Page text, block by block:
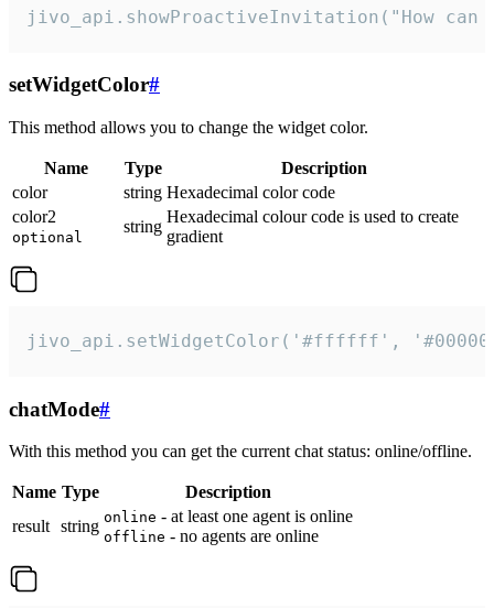
jivo_api.showProactiveInvitation("How
setWidgetColor#
This method allows you to change the widget color.
Name Type
Description
color
string Hexadecimal color code
color2
optional
string
Hexadecimal colour code is used to create
gradient
jivo_api.setWidgetColor('#ffffff',
chatMode#
With this method you can get the current chat status: online/offline.
Name Type
Description
result string online - at least one agent is online
offline - no agents are online